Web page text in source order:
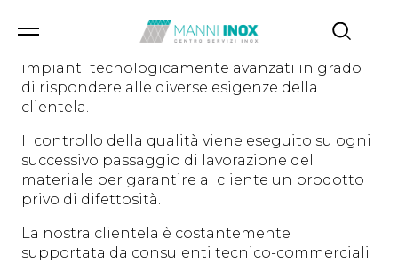
gamma di lavorazioni sui prodotti piani, grazie
ad una serie di importanti investimenti in
impianti tecnologicamente avanzati in grado
di rispondere alle diverse esigenze della
clientela.
Il controllo della qualità viene eseguito su ogni
successivo passaggio di lavorazione del
materiale per garantire al cliente un prodotto
privo di difettosità.
La nostra clientela è costantemente
supportata da consulenti tecnico-commerciali